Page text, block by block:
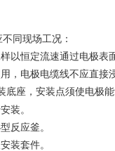
同现场工况：
以恒定流速通过电极表
，电极电缆线不应直接
底座，安装点须使电极
装。
反应釜。
装套件。